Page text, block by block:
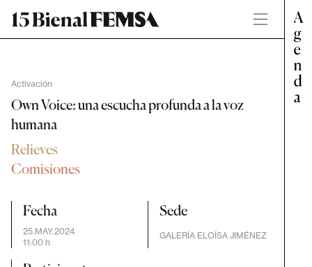
Activación
Own Voice: una escucha profunda a la voz
humana
Relieves
Comisiones
Fecha
25.MAY.2024
11:00 h
Sede
GALERÍA ELOÍSA JIMÉNEZ